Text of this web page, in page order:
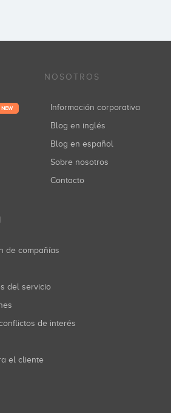
NEW
NOSOTROS
Información corporativa
Blog en inglés
Blog en español
Sobre nosotros
Contacto
de compañías
del servicio
de interés
el cliente